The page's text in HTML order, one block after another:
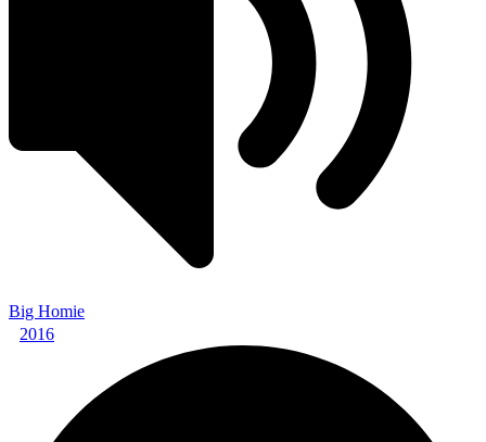
Big Homie
2016